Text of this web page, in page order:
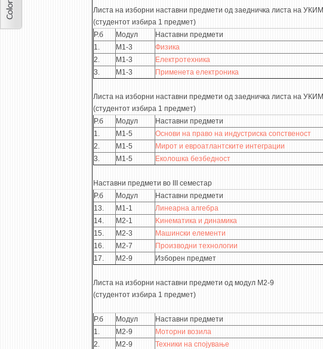
Листа на изборни наставни предмети од заедничка листа на УКИМ
(студентот избира 1 предмет)
Р.б
Модул Наставни предмети
1.
М1-3 Физика
2.
М1-3 Електротехника
3.
М1-3 Применета електроника
Листа на изборни наставни предмети од заедничка листа на УКИМ
(студентот избира 1 предмет)
Р.б
Модул Наставни предмети
1.
М1-5 Основи на право на индустриска сопственост
2.
М1-5 Мирот и евроатлантските интеграции
3.
М1-5 Еколошка безбедност
Наставни предмети во III семестар
Р.б
Модул Наставни предмети
13.
М1-1 Линеарна алгебра
14.
М2-1 Kинематика и динамика
15.
М2-3 Машински елементи
16.
М2-7 Производни технологии
17.
М2-9 Изборен предмет
Листа на изборни наставни предмети од модул М2-9
(студентот избира 1 предмет)
Р.б Модул Наставни предмети
1.
М2-9 Моторни возила
2.
М2-9 Техники на спојувањe